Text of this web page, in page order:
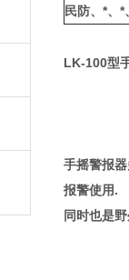
民防、*、
LK-100型
手摇警报
报警使用.
同时也是